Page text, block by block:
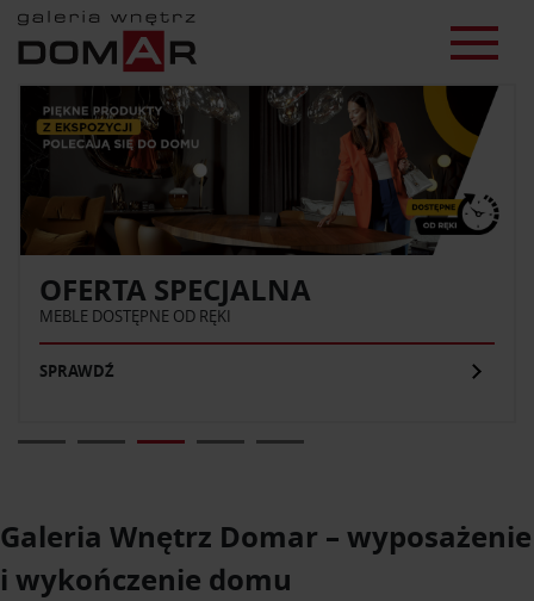
OFERTA SPECJALNA
MEBLE DOSTĘPNE OD RĘKI
SPRAWDŹ
Galeria Wnętrz Domar – wyposażenie
i wykończenie domu